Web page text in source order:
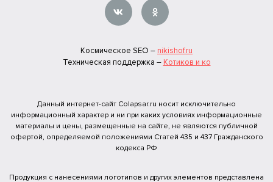
Космическое SEO – nikishof.ru
Техническая поддержка – Котиков и ко
Данный интернет-сайт Colapsar.ru носит исключительно
информационный характер и ни при каких условиях информационные
материалы и цены, размещенные на сайте, не являются публичной
офертой, определяемой положениями Статей 435 и 437 Гражданского
кодекса РФ
Продукция с нанесениями логотипов и других элементов представлена